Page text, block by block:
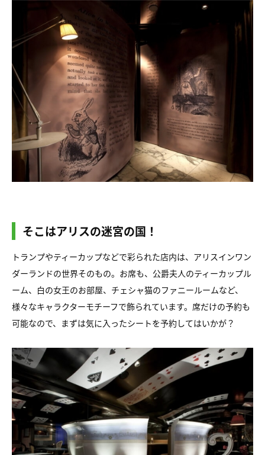
そこはアリスの迷宮の国！
トランプやティーカップなどで彩られた店内は、アリスインワン
ダーランドの世界そのもの。お席も、公爵夫人のティーカップル
ーム、白の女王のお部屋、チェシャ猫のファニールームなど、
様々なキャラクターモチーフで飾られています。席だけの予約も
可能なので、まずは気に入ったシートを予約してはいかが？